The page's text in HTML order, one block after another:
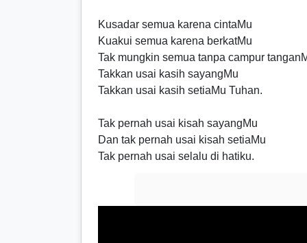
Kusadar semua karena cintaMu
Kuakui semua karena berkatMu
Tak mungkin semua tanpa campur
Takkan usai kasih sayangMu
Takkan usai kasih setiaMu Tuhan.
Tak pernah usai kisah sayangMu
Dan tak pernah usai kisah setiaMu
Tak pernah usai selalu di hatiku.